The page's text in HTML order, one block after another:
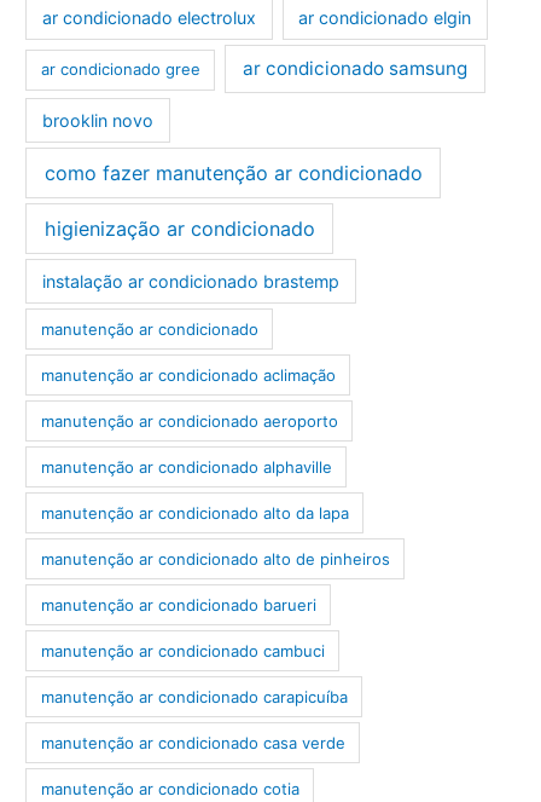
ar condicionado electrolux ar condicionado elgin
ar condicionado gree ar condicionado samsung
brooklin novo
como fazer manutenção ar condicionado
higienização ar condicionado
instalação ar condicionado brastemp
manutenção ar condicionado
manutenção ar condicionado aclimação
manutenção ar condicionado aeroporto
manutenção ar condicionado alphaville
manutenção ar condicionado alto da lapa
manutenção ar condicionado alto de pinheiros
manutenção ar condicionado barueri
manutenção ar condicionado cambuci
manutenção ar condicionado carapicuíba
manutenção ar condicionado casa verde
manutenção ar condicionado cotia